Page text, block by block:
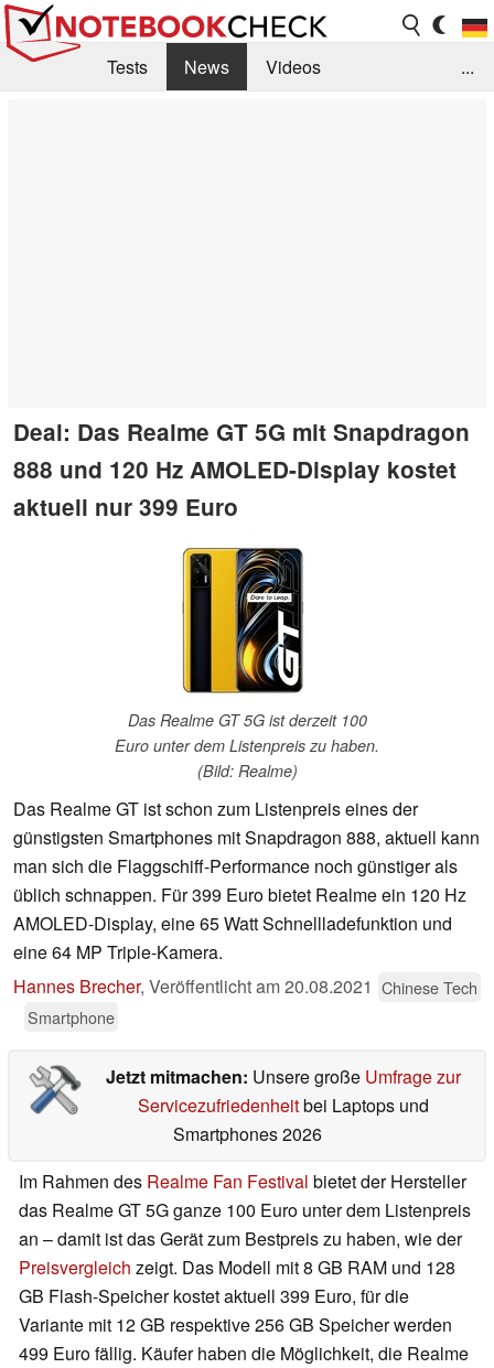
Tests News
Videos
...
Deal: Das Realme GT 5G mit Snapdragon
888 und 120 Hz AMOLED-Display kostet
aktuell nur 399 Euro
Das Realme GT 5G ist derzeit 100
Euro unter dem Listenpreis zu haben.
(Bild: Realme)
Das Realme GT ist schon zum Listenpreis eines der
günstigsten Smartphones mit Snapdragon 888, aktuell kann
man sich die Flaggschiff-Performance noch günstiger als
üblich schnappen. Für 399 Euro bietet Realme ein 120 Hz
AMOLED-Display, eine 65 Watt Schnellladefunktion und
eine 64 MP Triple-Kamera.
Hannes Brecher, Veröffentlicht am20.08.2021 Chinese Tech
Smartphone
Jetzt mitmachen: Unsere große Umfrage zur
Servicezufriedenheitbei Laptops und
Smartphones 2026
Im Rahmen des Realme Fan Festival bietet der Hersteller
das Realme GT 5G ganze 100 Euro unter dem Listenpreis
an – damit ist das Gerät zum Bestpreis zu haben, wie der
Preisvergleich zeigt. Das Modell mit 8 GB RAM und 128
GB Flash-Speicher kostet aktuell 399 Euro, für die
Variante mit 12 GB respektive 256 GB Speicher werden
499 Euro fällig. Käufer haben die Möglichkeit, die Realme